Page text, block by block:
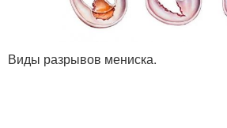
Виды разрывов мениска.